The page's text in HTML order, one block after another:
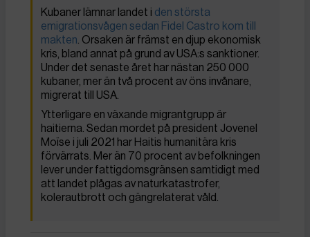
Kubaner lämnar landet i den största
emigrationsvågen sedan Fidel Castro kom till
makten. Orsaken är främst en djup ekonomisk
kris, bland annat på grund av USA:s sanktioner.
Under det senaste året har nästan 250 000
kubaner, mer än två procent av öns invånare,
migrerat till USA.
Ytterligare en växande migrantgrupp är
haitierna. Sedan mordet på president Jovenel
Moïse i juli 2021 har Haitis humanitära kris
förvärrats. Mer än 70 procent av befolkningen
lever under fattigdomsgränsen samtidigt med
att landet plågas av naturkatastrofer,
kolerautbrott och gängrelaterat våld.